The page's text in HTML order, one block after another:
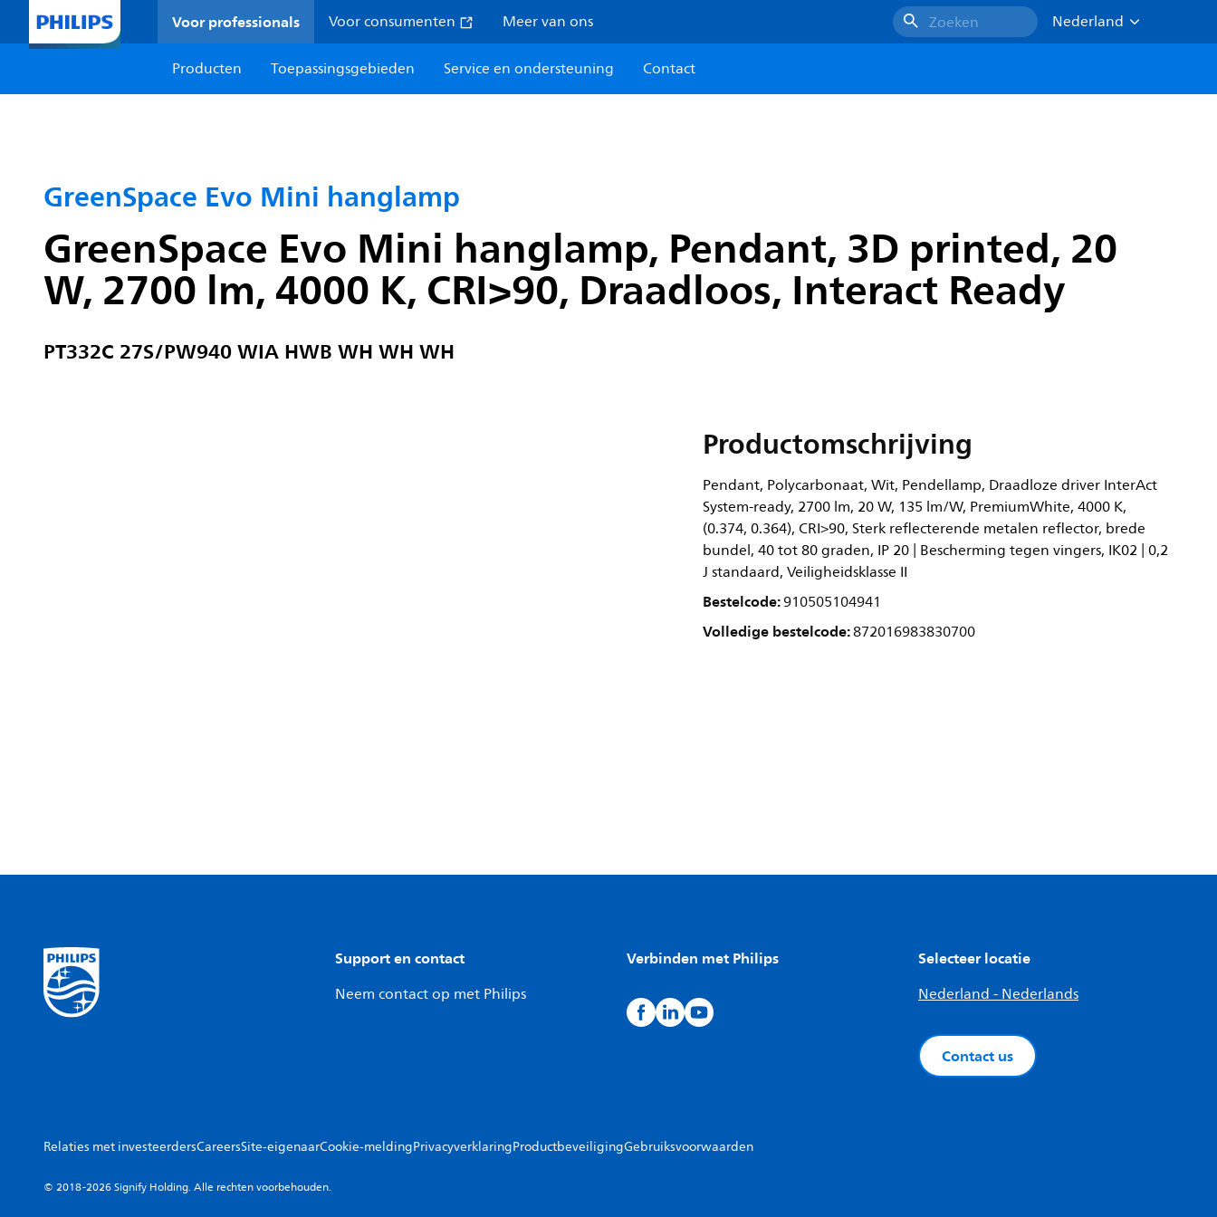
Voor professionals Voor consumenten Meer van ons Zoeken
Nederland
Producten
Toepassingsgebieden Service en ondersteuning Contact
GreenSpace Evo Mini hanglamp
GreenSpace Evo Mini hanglamp, Pendant, 3D printed, 20
W, 2700 lm, 4000 K, CRI>90, Draadloos, Interact Ready
PT332C 27S/PW940 WIA HWB WH WH WH
Productomschrijving
Pendant, Polycarbonaat, Wit, Pendellamp, Draadloze driver InterAct
System-ready, 2700 lm, 20 W, 135 lm/W, PremiumWhite, 4000 K,
(0.374, 0.364), CRI>90, Sterk reflecterende metalen reflector, brede
bundel, 40 tot 80 graden, IP 20 | Bescherming tegen vingers, IK02 | 0,2
J standaard, Veiligheidsklasse II
Bestelcode:910505104941
Volledige bestelcode:872016983830700
Support en contact
Neem contact op met Philips
Verbinden met Philips Selecteer locatie
Nederland - Nederlands
Contact us
Relaties met investeerdersCareersSite-eigenaarCookie-meldingPrivacyverklaringProductbeveiligingGebruiksvoorwaarden
© 2018-2026 Signify Holding. Alle rechten voorbehouden.